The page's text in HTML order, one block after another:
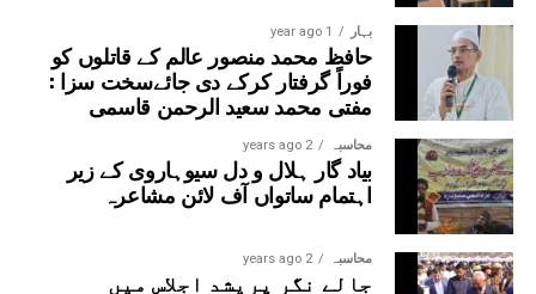
بہار 1 year ago
حافظ محمد منصور عالم کے قاتلوں کو
فوراً گرفتار کرکے دی جائےسخت سزا :
مفتی محمد سعید الرحمن قاسمی
محاسبہ 2 years ago
بیاد گار ہلال و دل سیوہاروی کے زیر
اہتمام ساتواں آف لائن مشاعرہ
محاسبہ 2 years ago
جالے نگر پریشد اجلاس میں